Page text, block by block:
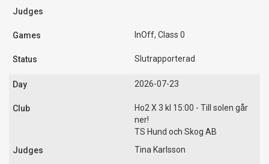
InOff, Class 0
Slutrapporterad
2026-07-23
Ho2 X 3 kl 15:00 - Till solen går
ner!
TS Hund och Skog AB
Tina Karlsson